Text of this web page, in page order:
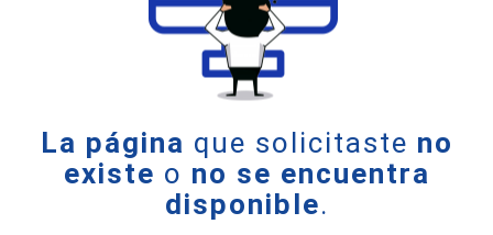
La página que solicitaste no
existe o no se encuentra
disponible.